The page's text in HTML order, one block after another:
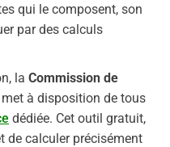
qui le composent, son
par des calculs
la Commission de
met à disposition de tous
dédiée. Cet outil gratuit,
de calculer précisément